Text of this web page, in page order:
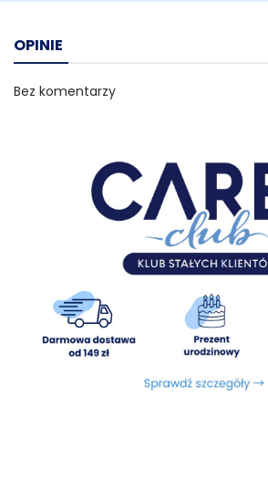
Składniki analityczne:
8%, wilgotność 77%, popiół surowy 1,4%,
wapń 0,3%, fosfor 0,2%
Wieprzowina:
94% wieprzowiny (w tym: 68%
wieprzowego i podrobów, 26% bulionu
jabłka, 1% selera, minerały.
Dodatki dietetyczne (jm/kg):
witamina D: 290; (mg/kg): witamina E:
(jednowodny siarczan cynku): 42,
1,5, Miedź (siarczan miedzi): 1,3, Jod
Składniki analityczne:białko surowe
OPINIE
Bez komentarzy